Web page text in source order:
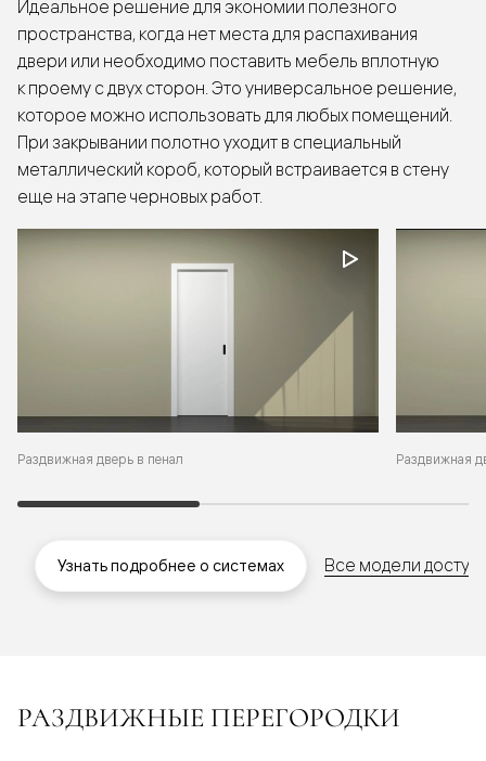
Идеальное решение для экономии полезного
пространства, когда нет места для распахивания
двери или необходимо поставить мебель вплотную
к проему с двух сторон. Это универсальное решение,
которое можно использовать для любых помещений.
При закрывании полотно уходит в специальный
металлический короб, который встраивается в стену
еще на этапе черновых работ.
Раздвижная дверь в пенал Раздвижная
Узнать подробнее о системах Все модели
РАЗДВИЖНЫЕ ПЕРЕГОРОДКИ